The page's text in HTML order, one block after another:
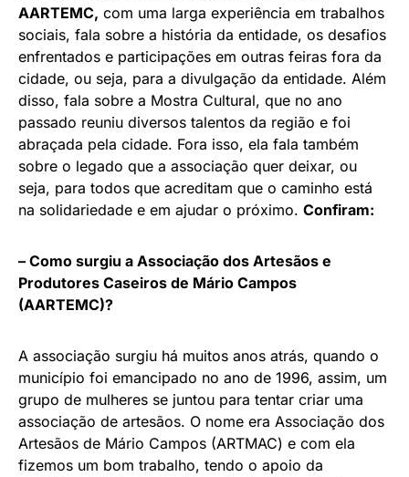
AARTEMC, com uma larga experiência em trabalhos
sociais, fala sobre a história da entidade, os desafios
enfrentados e participações em outras feiras fora da
cidade, ou seja, para a divulgação da entidade. Além
disso, fala sobre a Mostra Cultural, que no ano
passado reuniu diversos talentos da região e foi
abraçada pela cidade. Fora isso, ela fala também
sobre o legado que a associação quer deixar, ou
seja, para todos que acreditam que o caminho está
na solidariedade e em ajudar o próximo. Confiram:
– Como surgiu a Associação dos Artesãos e
Produtores Caseiros de Mário Campos
(AARTEMC)?
A associação surgiu há muitos anos atrás, quando o
município foi emancipado no ano de 1996, assim, um
grupo de mulheres se juntou para tentar criar uma
associação de artesãos. O nome era Associação dos
Artesãos de Mário Campos (ARTMAC) e com ela
fizemos um bom trabalho, tendo o apoio da